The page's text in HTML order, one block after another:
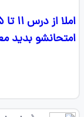
امتحانشو بدید